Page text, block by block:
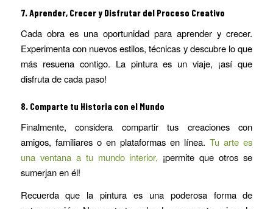
7.Aprender, Crecer y Disfrutar del Proceso Creativo
Cada obra es una oportunidad para aprender y crecer.
Experimenta con nuevos estilos, técnicas y descubre lo que
más resuena contigo. La pintura es un viaje, ¡así que
disfruta de cada paso!
8. Comparte tu Historia con el Mundo
Finalmente, considera compartir tus creaciones con
amigos, familiares o en plataformas en línea. Tu arte es
una ventana a tu mundo interior, ¡permite que otros se
sumerjan en él!
Recuerda que la pintura es una poderosa forma de